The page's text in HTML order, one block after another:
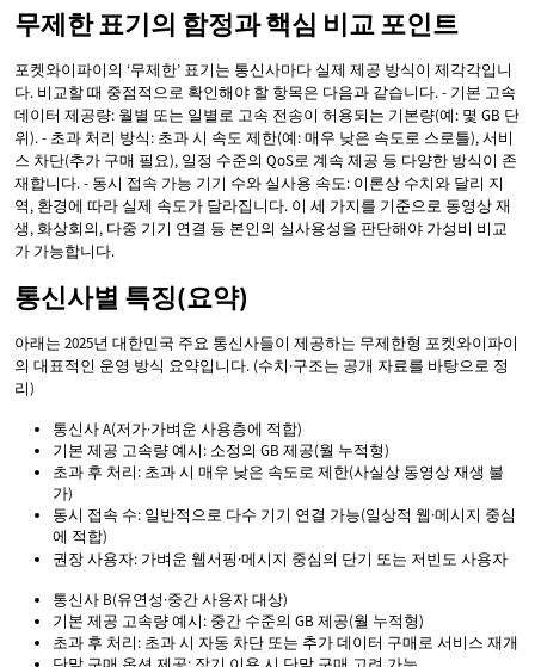
무제한 표기의 함정과 핵심 비교 포인트
포켓와이파이의 ‘무제한’ 표기는 통신사마다 실제 제공 방식이 제각각입니
다. 비교할 때 중점적으로 확인해야 할 항목은 다음과 같습니다. - 기본 고속
데이터 제공량: 월별 또는 일별로 고속 전송이 허용되는 기본량(예: 몇 GB 단
위). - 초과 처리 방식: 초과 시 속도 제한(예: 매우 낮은 속도로 스로틀), 서비
스 차단(추가 구매 필요), 일정 수준의 QoS로 계속 제공 등 다양한 방식이 존
재합니다. - 동시 접속 가능 기기 수와 실사용 속도: 이론상 수치와 달리 지
역, 환경에 따라 실제 속도가 달라집니다. 이 세 가지를 기준으로 동영상 재
생, 화상회의, 다중 기기 연결 등 본인의 실사용성을 판단해야 가성비 비교
가 가능합니다.
통신사별 특징(요약)
아래는 2025년 대한민국 주요 통신사들이 제공하는 무제한형 포켓와이파이
의 대표적인 운영 방식 요약입니다. (수치·구조는 공개 자료를 바탕으로 정
리)
통신사 A(저가·가벼운 사용층에 적합)
기본 제공 고속량 예시: 소정의 GB 제공(월 누적형)
초과 후 처리: 초과 시 매우 낮은 속도로 제한(사실상 동영상 재생 불
가)
동시 접속 수: 일반적으로 다수 기기 연결 가능(일상적 웹·메시지 중심
에 적합)
권장 사용자: 가벼운 웹서핑·메시지 중심의 단기 또는 저빈도 사용자
통신사 B(유연성·중간 사용자 대상)
기본 제공 고속량 예시: 중간 수준의 GB 제공(월 누적형)
초과 후 처리: 초과 시 자동 차단 또는 추가 데이터 구매로 서비스 재개